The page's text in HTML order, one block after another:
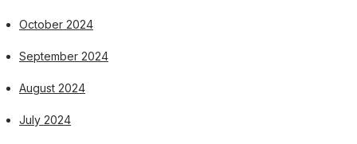
October 2024
September 2024
August 2024
July 2024